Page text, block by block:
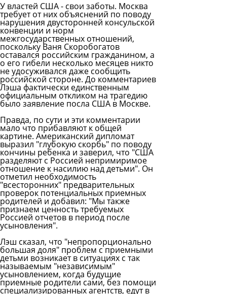
У властей США - свои заботы. Москва
требует от них объяснений по поводу
нарушения двусторонней консульской
конвенции и норм
межгосударственных отношений,
поскольку Ваня Скоробогатов
оставался российским гражданином, а
о его гибели несколько месяцев никто
не удосуживался даже сообщить
российской стороне. До комментариев
Лэша фактически единственным
официальным откликом на трагедию
было заявление посла США в Москве.
Правда, по сути и эти комментарии
мало что прибавляют к общей
картине. Американский дипломат
выразил "глубокую скорбь" по поводу
кончины ребенка и заверил, что "США
разделяют с Россией непримиримое
отношение к насилию над детьми". Он
отметил необходимость
"всесторонних" предварительных
проверок потенциальных приемных
родителей и добавил: "Мы также
признаем ценность требуемых
Россией отчетов в период после
усыновления".
Лэш сказал, что "непропорционально
большая доля" проблем с приемными
детьми возникает в ситуациях с так
называемым "независимым"
усыновлением, когда будущие
приемные родители сами, без помощи
специализированных агентств, едут в